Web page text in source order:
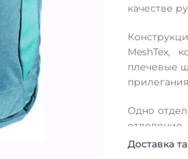
качестве
MeshTex,
плечевые
Одно
Доставка